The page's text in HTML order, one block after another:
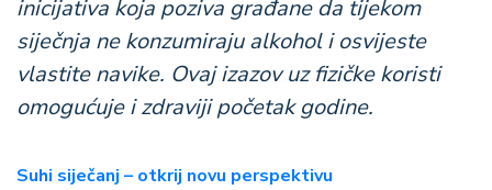
inicijativa koja poziva građane da tijekom
siječnja ne konzumiraju alkohol i osvijeste
vlastite navike. Ovaj izazov uz fizičke koristi
omogućuje i zdraviji početak godine.
Suhi siječanj – otkrij novu perspektivu